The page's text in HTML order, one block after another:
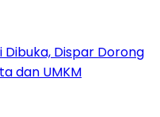
Dibuka, Dispar Dorong
dan UMKM